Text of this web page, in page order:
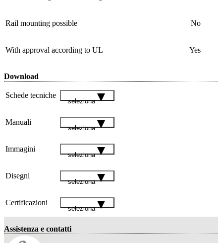
Rail mounting possible No
With approval according to UL Yes
Download
Schede tecniche
seleziona
Manuali
seleziona
Immagini
seleziona
Disegni
seleziona
Certificazioni
seleziona
Assistenza e contatti